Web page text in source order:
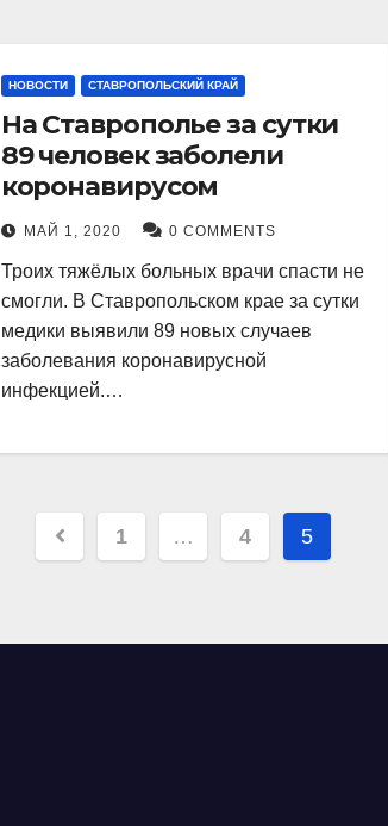
НОВОСТИ СТАВРОПОЛЬСКИЙ КРАЙ
На Ставрополье за сутки
89 человек заболели
коронавирусом
МАЙ 1, 2020 0 COMMENTS
Троих тяжёлых больных врачи спасти не
смогли. В Ставропольском крае за сутки
медики выявили 89 новых случаев
заболевания коронавирусной
инфекцией.…
Навигация
записям
1 … 4 5